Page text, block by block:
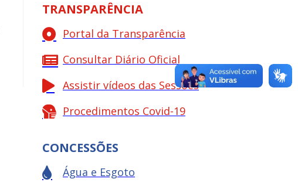
TRANSPARÊNCIA
Portal da Transparência
Consultar Diário Oficial
Assistir vídeos das Sessões
Procedimentos Covid-19
CONCESSÕES
Água e Esgoto